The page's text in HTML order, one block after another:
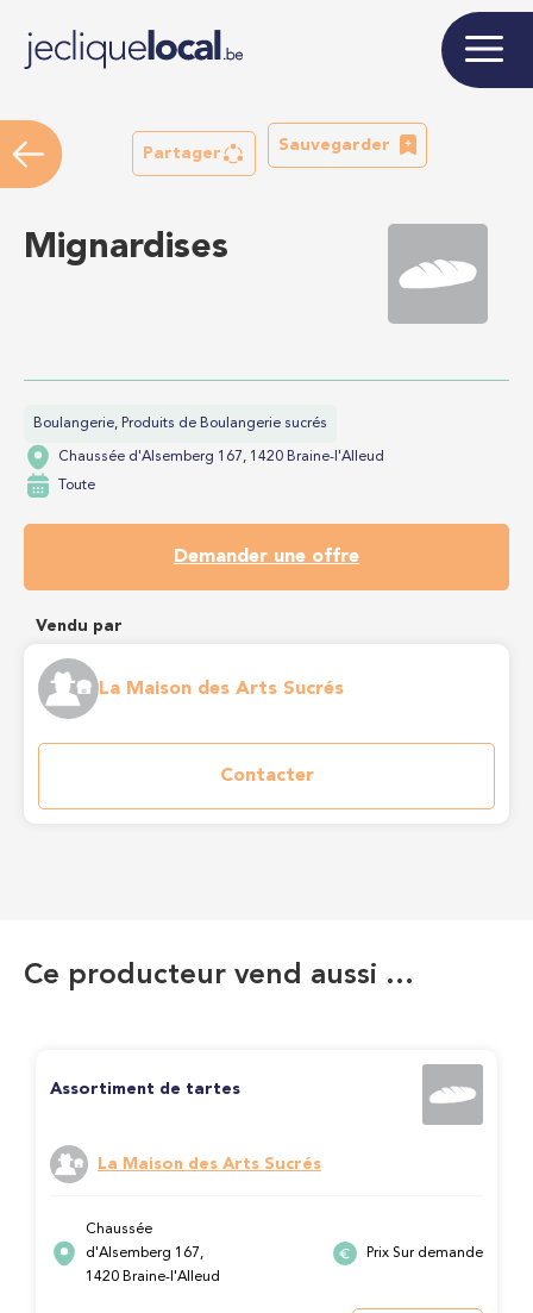
Partager
Sauvegarder
Mignardises
Boulangerie, Produits de Boulangerie sucrés
Chaussée d'Alsemberg 167, 1420 Braine-l'Alleud
Toute
Demander une offre
Vendu par
La Maison des Arts Sucrés
Contacter
Ce producteur vend aussi …
Assortiment de tartes
La Maison des Arts Sucrés
Chaussée
d'Alsemberg 167,
1420 Braine-l'Alleud
Prix Sur demande